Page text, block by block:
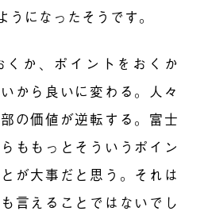
になったそうです。
くか、ポイントをおくか
から良いに変わる。人々
の価値が逆転する。富士
ももっとそういうポイン
が大事だと思う。それは
言えることではないでし